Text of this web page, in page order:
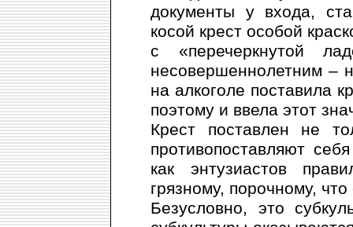
документы у входа,
косой крест особой
с «перечеркнутой
несовершеннолетним –
на алкоголе поставила
поэтому и ввела этот
Крест поставлен не
противопоставляют
как энтузиастов
грязному, порочному,
Безусловно, это